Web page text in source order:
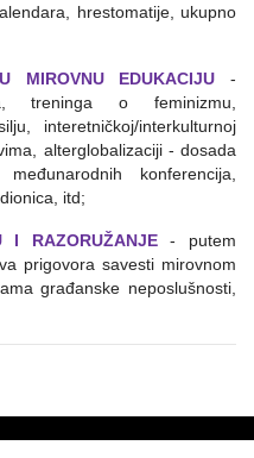
hrestomatije, ukupno
MIROVNU EDUKACIJU -
treninga o feminizmu,
interetničkoj/interkulturnoj
alterglobalizaciji - dosada
konferencija,
itd;
I RAZORUŽANJE- putem
prigovora savesti mirovnom
građanske neposlušnosti,